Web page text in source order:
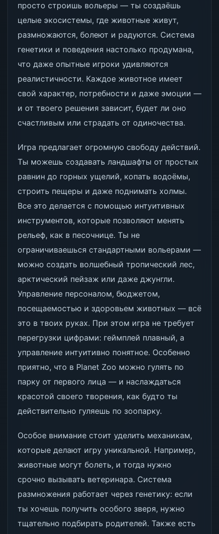
просто строишь вольеры — ты создаёшь
целые экосистемы, где животные живут,
размножаются, болеют и радуются. Система
генетики и поведения настолько продумана,
что даже опытные игроки удивляются
реалистичности. Каждое животное имеет
свой характер, потребности и даже эмоции —
и от твоего решения зависит, будет ли оно
счастливым или страдать от одиночества.
Игра предлагает огромную свободу действий.
Ты можешь создавать ландшафты от простых
равнин до горных ущелий, копать водоёмы,
строить пещеры и даже поднимать холмы.
Все это делается с помощью интуитивных
инструментов, которые позволяют менять
рельеф, как в песочнице. Ты не
ограничиваешься стандартными вольерами —
можно создать волшебный тропический лес,
арктический пейзаж или даже джунгли.
Управление персоналом, бюджетом,
посещаемостью и здоровьем животных — всё
это в твоих руках. При этом игра не требует
перегрузки цифрами: геймплей плавный, а
управление интуитивно понятное. Особенно
приятно, что в Planet Zoo можно гулять по
парку от первого лица — и наслаждаться
красотой своего творения, как будто ты
действительно гуляешь по зоопарку.
Особое внимание стоит уделить механикам,
которые делают игру уникальной. Например,
животные могут болеть, и тогда нужно
срочно вызывать ветеринара. Система
размножения работает через генетику: если
ты хочешь получить особого зверя, нужно
тщательно подбирать родителей. Также есть